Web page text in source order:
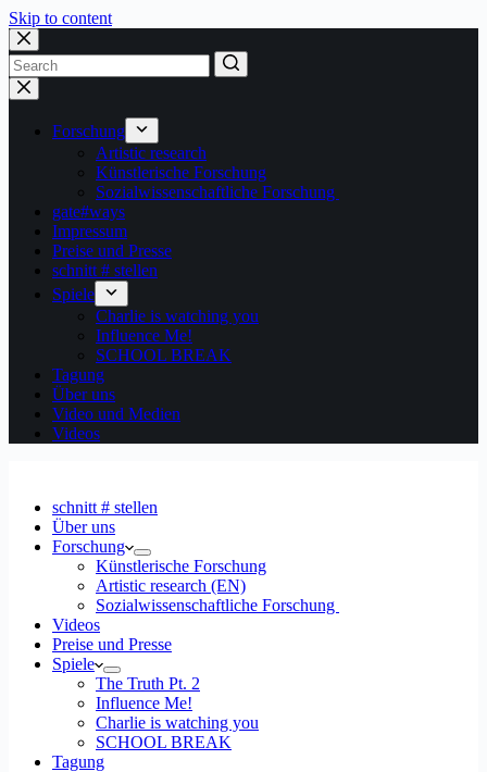
Skip to content
Forschung
Artistic research
Künstlerische Forschung
Sozialwissenschaftliche Forschung
gate#ways
Impressum
Preise und Presse
schnitt # stellen
Spiele
Charlie is watching you
Influence Me!
SCHOOL BREAK
Tagung
Über uns
Video und Medien
Videos
schnitt # stellen
Über uns
Forschung
Künstlerische Forschung
Artistic research (EN)
Sozialwissenschaftliche Forschung
Videos
Preise und Presse
Spiele
The Truth Pt. 2
Influence Me!
Charlie is watching you
SCHOOL BREAK
Tagung